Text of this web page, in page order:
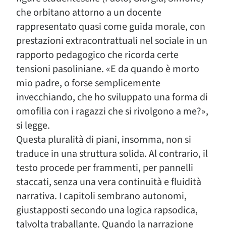
che orbitano attorno a un docente
rappresentato quasi come guida morale, con
prestazioni extracontrattuali nel sociale in un
rapporto pedagogico che ricorda certe
tensioni pasoliniane. «E da quando è morto
mio padre, o forse semplicemente
invecchiando, che ho sviluppato una forma di
omofilia con i ragazzi che si rivolgono a me?»,
si legge.
Questa pluralità di piani, insomma, non si
traduce in una struttura solida. Al contrario, il
testo procede per frammenti, per pannelli
staccati, senza una vera continuità e fluidità
narrativa. I capitoli sembrano autonomi,
giustapposti secondo una logica rapsodica,
talvolta traballante. Quando la narrazione